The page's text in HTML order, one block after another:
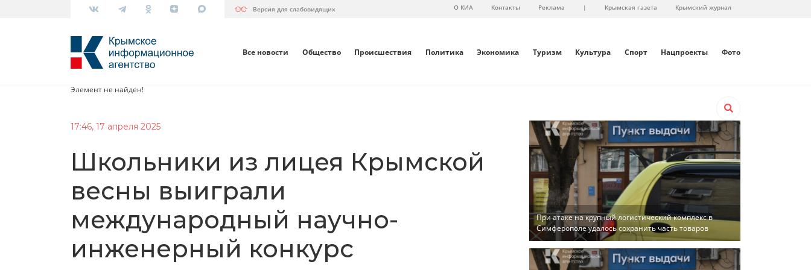
Версия для слабовидящих О КИА Контакты Реклама | Крымская газета Крымский журнал
Все новости Общество Происшествия Политика Экономика Туризм Культура Спорт Нацпроекты Фото
Элемент не найден!
17:46, 17 апреля 2025
Школьники из лицея Крымской
весны выиграли
международный научно-
инженерный конкурс
При атаке на крупный логистический комплекс в
Симферополе удалось сохранить часть товаров